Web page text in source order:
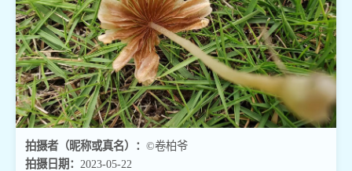
拍摄者（昵称或真名）： ©卷柏爷
拍摄日期： 2023-05-22